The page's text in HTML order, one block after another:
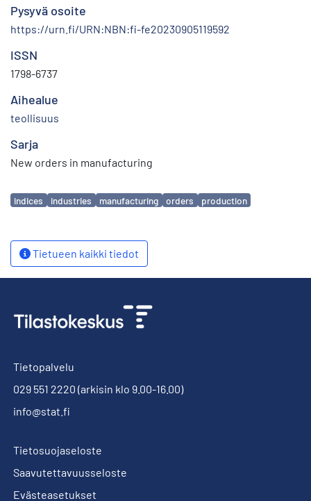
Pysyvä osoite
https://urn.fi/URN:NBN:fi-fe20230905119592
ISSN
1798-6737
Aihealue
teollisuus
Sarja
New orders in manufacturing
Avainsanat
indices industries manufacturing orders production
Tietueen kaikki tiedot
Tietopalvelu
029 551 2220 (arkisin klo 9.00-16.00)
info@stat.fi
Tietosuojaseloste
Saavutettavuusseloste
Evästeasetukset